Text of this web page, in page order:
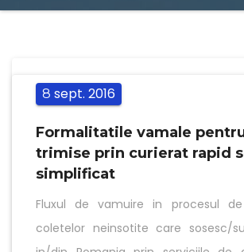
8 sept. 2016
Formalitatile vamale
trimise prin curierat rapid
simplificat
Fluxul de vamuire in procesul
coletelor neinsotite care sosesc/